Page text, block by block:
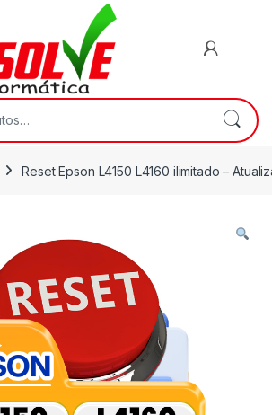
Reset Epson L4150 L4160 ilimitado –